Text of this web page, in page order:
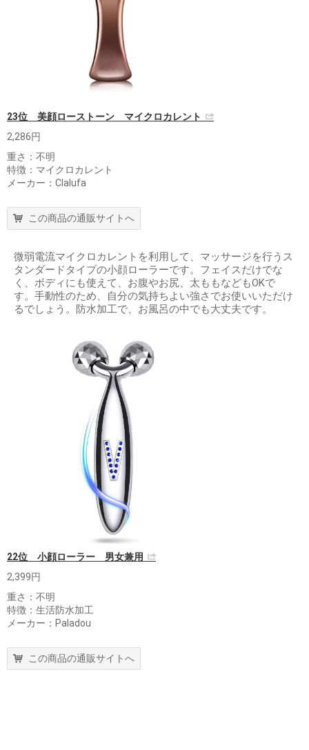
23位 美顔ローストーン マイクロカレント
2,286円
重さ：不明
特徴：マイクロカレント
メーカー：Clalufa
この商品の通販サイトへ
微弱電流マイクロカレントを利用して、マッサージを行うス
タンダードタイプの小顔ローラーです。フェイスだけでな
く、ボディにも使えて、お腹やお尻、太ももなどもOKで
す。手動性のため、自分の気持ちよい強さでお使いいただけ
るでしょう。防水加工で、お風呂の中でも大丈夫です。
22位 小顔ローラー 男女兼用
2,399円
重さ：不明
特徴：生活防水加工
メーカー：Paladou
この商品の通販サイトへ